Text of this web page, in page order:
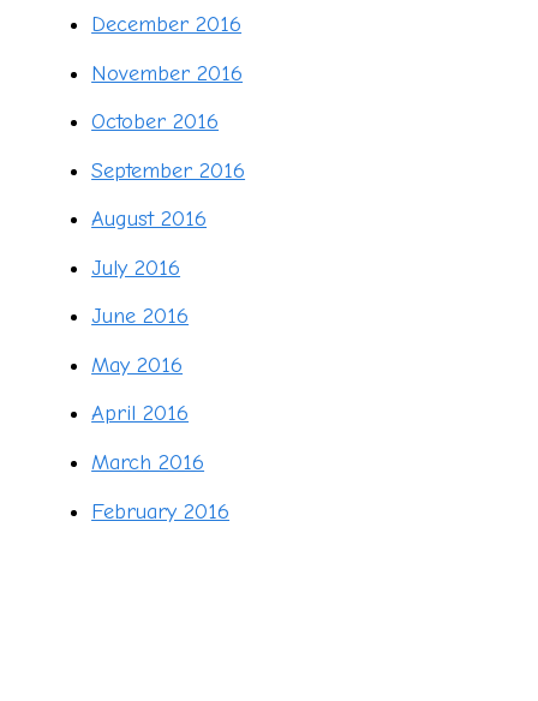
December 2016
November 2016
October 2016
September 2016
August 2016
July 2016
June 2016
May 2016
April 2016
March 2016
February 2016